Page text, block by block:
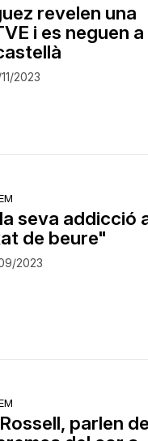
revelen una
i es neguen a
2023
seva addicció
de beure"
2023
parlen